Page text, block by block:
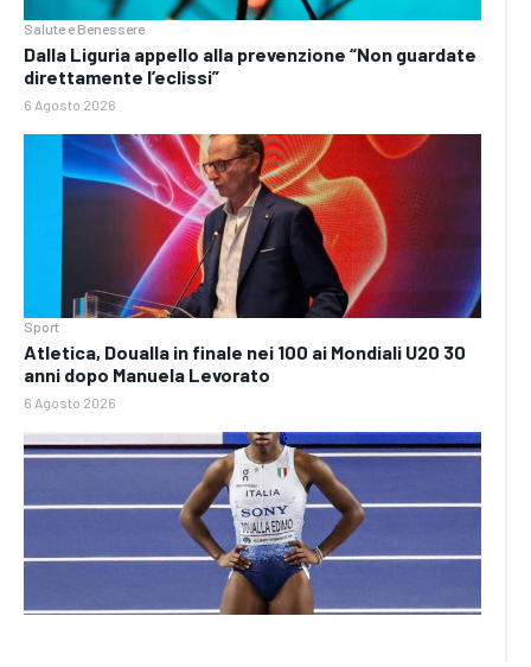
Salute e Benessere
Dalla Liguria appello alla prevenzione “Non guardate
direttamente l’eclissi”
6 Agosto 2026
Sport
Atletica, Doualla in finale nei 100 ai Mondiali U20 30
anni dopo Manuela Levorato
6 Agosto 2026